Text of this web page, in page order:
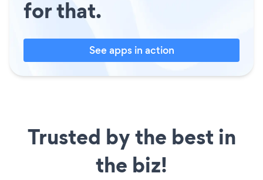
for that.
See apps in action
Trusted by the best in
the biz!